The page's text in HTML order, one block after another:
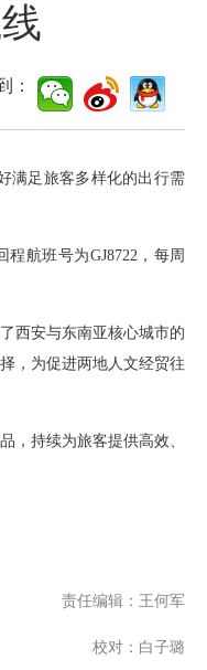
满足旅客多样化的出行需
航班号为GJ8722，每周
西安与东南亚核心城市的
，为促进两地人文经贸往
持续为旅客提供高效、
责任编辑：王何军
校对：白子璐